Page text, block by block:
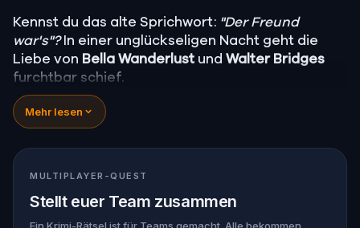
Kennst du das alte Sprichwort: "Der Freund
war's"?In einer unglückseligen Nacht geht die
Liebe von Bella Wanderlust und Walter Bridges
furchtbar schief.
Bella, eine berühmte Reisebloggerin, wurde
während einer Geistertour, die von dem
theatralischen
aufgefunden. Jetzt liegt es an dir, die Wahrheit
herauszufinden.
Geisterführer mit dem Gespür für Dramatik?
Oder versteckt sich jemand anderes in den
Mehr lesen
MULTIPLAYER-QUEST
Stellt euer Team zusammen